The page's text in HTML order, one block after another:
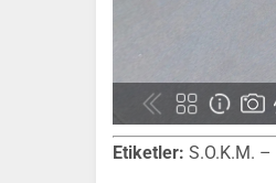
Etiketler: S.O.K.M.